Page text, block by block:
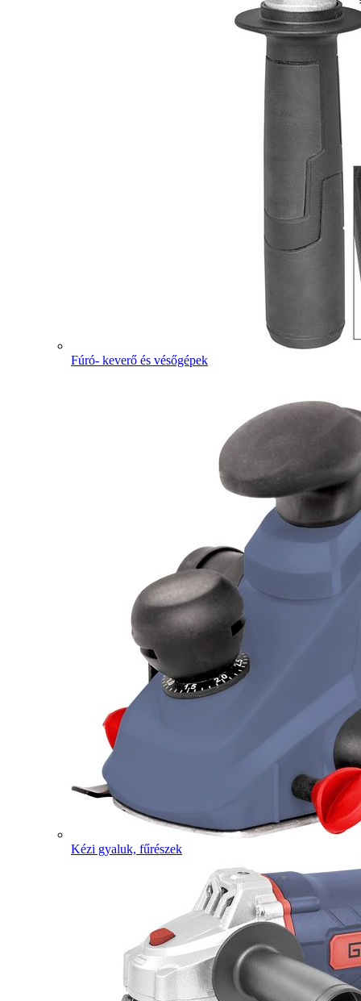
Fúró- keverő és vésőgépek
Kézi gyaluk, fűrészek